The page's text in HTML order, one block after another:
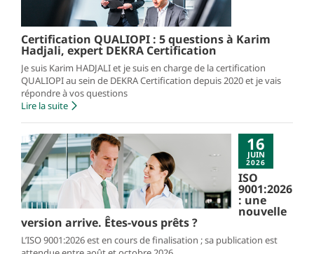
Certification QUALIOPI : 5 questions à Karim
Hadjali, expert DEKRA Certification
Je suis Karim HADJALI et je suis en charge de la certification
QUALIOPI au sein de DEKRA Certification depuis 2020 et je vais
répondre à vos questions
Lire la suite
16
JUIN
2026
ISO
9001:2026
: une
nouvelle
version arrive. Êtes-vous prêts ?
L’ISO 9001:2026 est en cours de finalisation ; sa publication est